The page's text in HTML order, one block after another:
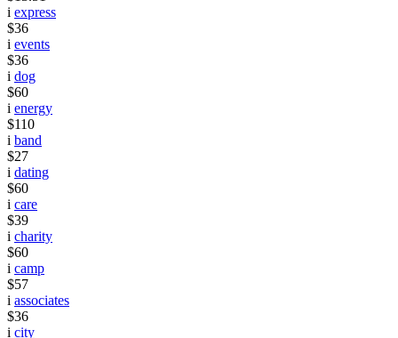
i express
$36
i events
$36
i dog
$60
i energy
$110
i band
$27
i dating
$60
i care
$39
i charity
$60
i camp
$57
i associates
$36
i city